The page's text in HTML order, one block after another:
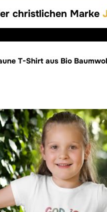
christlichen Marke
T-Shirt aus Bio